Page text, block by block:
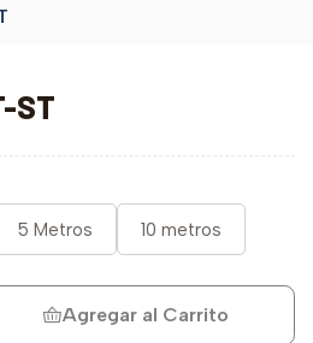
ST
5 Metros 10 metros
Agregar al Carrito